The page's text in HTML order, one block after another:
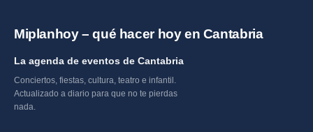
Miplanhoy – qué hacer hoy en Cantabria
La agenda de eventos de Cantabria
Conciertos, fiestas, cultura, teatro e infantil.
Actualizado a diario para que no te pierdas
nada.